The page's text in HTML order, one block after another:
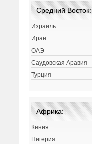
Средний Восток:
Израиль
Иран
ОАЭ
Саудовская Аравия
Турция
Африка:
Кения
Нигерия